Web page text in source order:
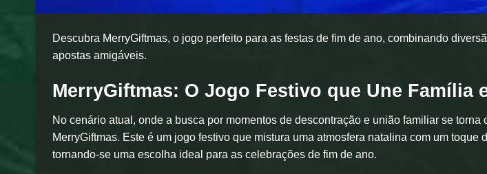
Descubra MerryGiftmas, o jogo perfeito para as festas de fim de ano, combinando
apostas amigáveis.
MerryGiftmas: O Jogo Festivo que Une Família
No cenário atual, onde a busca por momentos de descontração e união familiar se
MerryGiftmas. Este é um jogo festivo que mistura uma atmosfera natalina com um toque
tornando-se uma escolha ideal para as celebrações de fim de ano.